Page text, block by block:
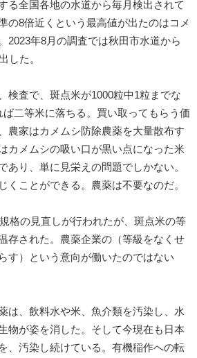
る全国各地の水道から毎月検出されて
の8倍近くという最高値が出たのはコメ
2023年8月の調査では秋田市水道から
した。
検査で、斑点米が1000粒中1粒までな
二等米に落ちる。買い取ってもらう価
農家はカメムシ防除農薬を大量散布す
カメムシの吸い口が黒い点になった米
あり、単に見栄えの問題でしかない。
くことができる。農薬は不要なのだ。
格の見直しが行われたが、斑点米の等
存された。農薬企業の（等級をなくせ
す）という意向が働いたのではない
は、飲料水や米、魚介類を汚染し、水
物が姿を消した。そして今現在も日本
、汚染し続けている。有機稲作への転